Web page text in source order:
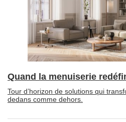
Quand la menuiserie
Tour d’horizon de solutions qui
dedans comme dehors.